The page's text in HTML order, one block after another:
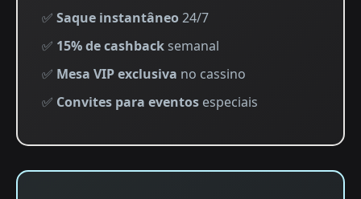
✅ Saque instantâneo24/7
✅ 15% de cashback semanal
✅ Mesa VIP exclusiva no cassino
✅ Convites para eventos especiais